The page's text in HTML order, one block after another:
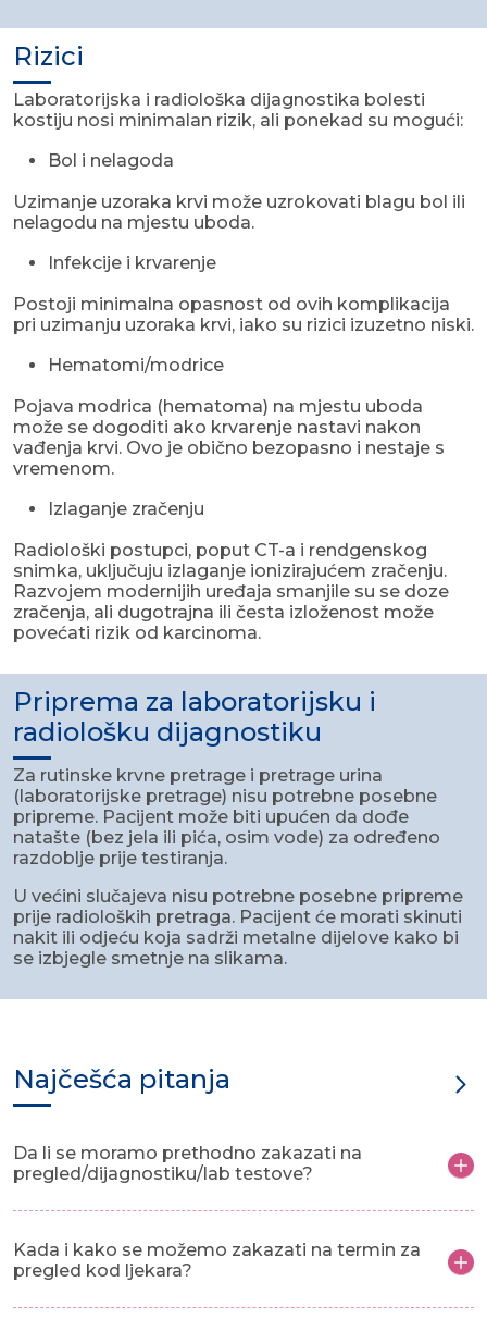
Rizici
Laboratorijska i radiološka dijagnostika bolesti
kostiju nosi minimalan rizik, ali ponekad su mogući:
Bol i nelagoda
Uzimanje uzoraka krvi može uzrokovati blagu bol ili
nelagodu na mjestu uboda.
Infekcije i krvarenje
Postoji minimalna opasnost od ovih komplikacija
pri uzimanju uzoraka krvi, iako su rizici izuzetno niski.
Hematomi/modrice
Pojava modrica (hematoma) na mjestu uboda
može se dogoditi ako krvarenje nastavi nakon
vađenja krvi. Ovo je obično bezopasno i nestaje s
vremenom.
Izlaganje zračenju
Radiološki postupci, poput CT-a i rendgenskog
snimka, uključuju izlaganje ionizirajućem zračenju.
Razvojem modernijih uređaja smanjile su se doze
zračenja, ali dugotrajna ili česta izloženost može
povećati rizik od karcinoma.
Priprema za laboratorijsku i
radiološku dijagnostiku
Za rutinske krvne pretrage i pretrage urina
(laboratorijske pretrage) nisu potrebne posebne
pripreme. Pacijent može biti upućen da dođe
natašte (bez jela ili pića, osim vode) za određeno
razdoblje prije testiranja.
U većini slučajeva nisu potrebne posebne pripreme
prije radioloških pretraga. Pacijent će morati skinuti
nakit ili odjeću koja sadrži metalne dijelove kako bi
se izbjegle smetnje na slikama.
Najčešća pitanja
Da li se moramo prethodno zakazati na
pregled/dijagnostiku/lab testove?
Kada i kako se možemo zakazati na termin za
pregled kod ljekara?